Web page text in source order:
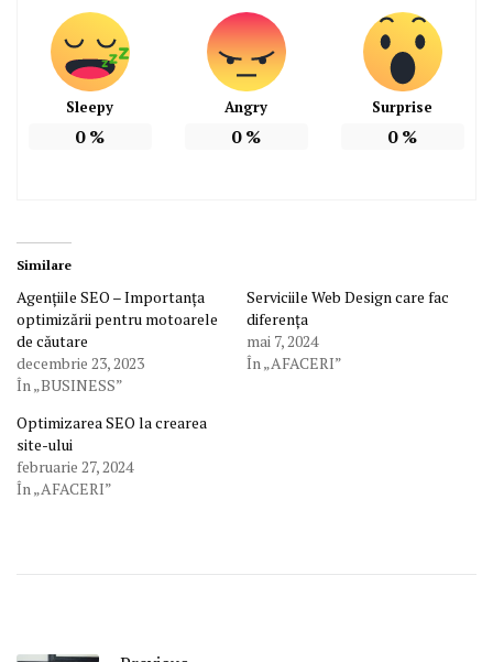
Sleepy
0%
Angry
0%
Surprise
0%
Similare
Agențiile SEO – Importanța
optimizării pentru motoarele
de căutare
decembrie 23, 2023
În „BUSINESS”
Serviciile Web Design care fac
diferența
mai 7, 2024
În „AFACERI”
Optimizarea SEO la crearea
site-ului
februarie 27, 2024
În „AFACERI”